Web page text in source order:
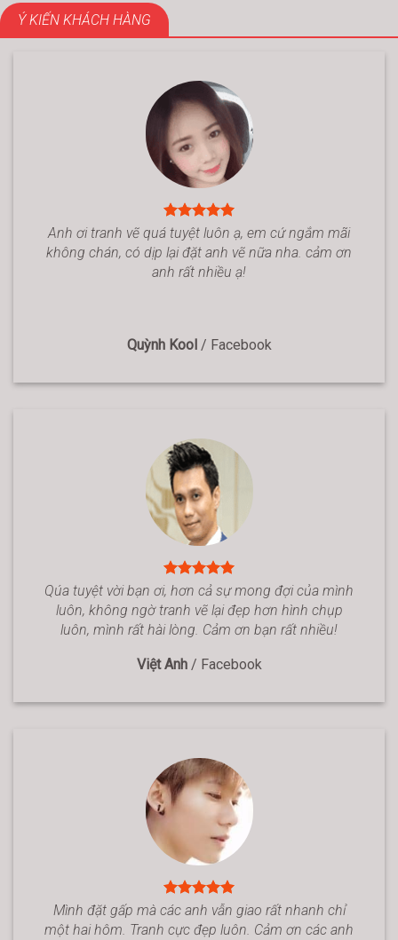
Ý KIẾN KHÁCH HÀNG
Anh ơi tranh vẽ quá tuyệt luôn ạ, em cứ ngắm mãi
không chán, có dịp lại đặt anh vẽ nữa nha. cảm ơn
anh rất nhiều ạ!
Quỳnh Kool / Facebook
Qúa tuyệt vời bạn ơi, hơn cả sự mong đợi của mình
luôn, không ngờ tranh vẽ lại đẹp hơn hình chụp
luôn, mình rất hài lòng. Cảm ơn bạn rất nhiều!
Việt Anh / Facebook
Mình đặt gấp mà các anh vẫn giao rất nhanh chỉ
một hai hôm. Tranh cực đẹp luôn. Cảm ơn các anh